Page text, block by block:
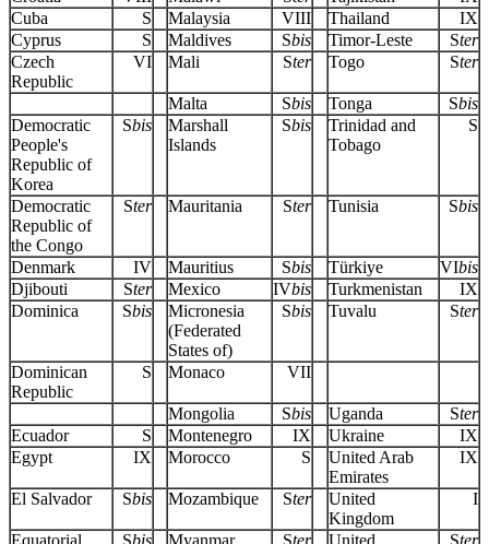
Cuba
S Malaysia VIII Thailand
IX
Cyprus
S Maldives Sbis Timor-Leste Ster
Czech
Republic
VI Mali Ster Togo Ster
Malta Sbis Tonga Sbis
Democratic
People's
Republic of
Korea
Sbis
Marshall
Islands
Sbis
Trinidad and
Tobago
S
Democratic
Republic of
the Congo
Ster Mauritania Ster Tunisia Sbis
Denmark IV Mauritius Sbis Türkiye VIbis
Djibouti
Ster Mexico IVbis Turkmenistan
IX
Dominica
Sbis
Micronesia
(Federated
States of)
Sbis Tuvalu Ster
Dominican
Republic
S Monaco VII
Mongolia Sbis Uganda Ster
Ecuador
S Montenegro IX Ukraine
IX
Egypt
IX Morocco S
United Arab
Emirates
IX
El Salvador Sbis Mozambique Ster
United
Kingdom
I
Equatorial
Sbis Myanmar Ster
United
Ster